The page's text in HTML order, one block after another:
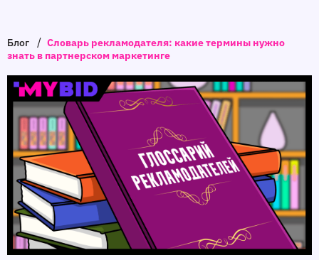
Блог / Словарь рекламодателя: какие термины нужно
знать в партнерском маркетинге